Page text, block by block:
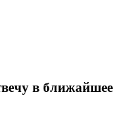
в ближайшее